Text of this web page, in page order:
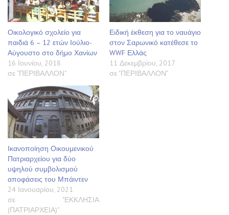
Οικολογικό σχολείο για
παιδιά 6 – 12 ετών Ιούλιο-
Αύγουστο στο δήμο Χανίων
16 Ιουνίου, 2018
σε "ΠΕΡΙΒΑΛΛΟΝ"
Ειδική έκθεση για το ναυάγιο
στον Σαρωνικό κατέθεσε το
WWF Ελλάς
11 Δεκεμβρίου, 2017
σε "ΠΕΡΙΒΑΛΛΟΝ"
Ικανοποίηση Οικουμενικού
Πατριαρχείου για δύο
υψηλού συμβολισμού
αποφάσεις του Μπάιντεν
24 Ιανουαρίου, 2021
σε "ΕΚΚΛΗΣΙΑ
(ΠΑΤΡΙΑΡΧΕΙΑ)"